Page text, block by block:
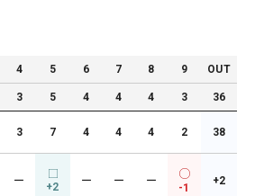
4 5 6 7 8 9 OUT
3 5 4 4 4 3 36
3 7 4 4 4 2 38
ー +2 ー ー ー
-1
+2